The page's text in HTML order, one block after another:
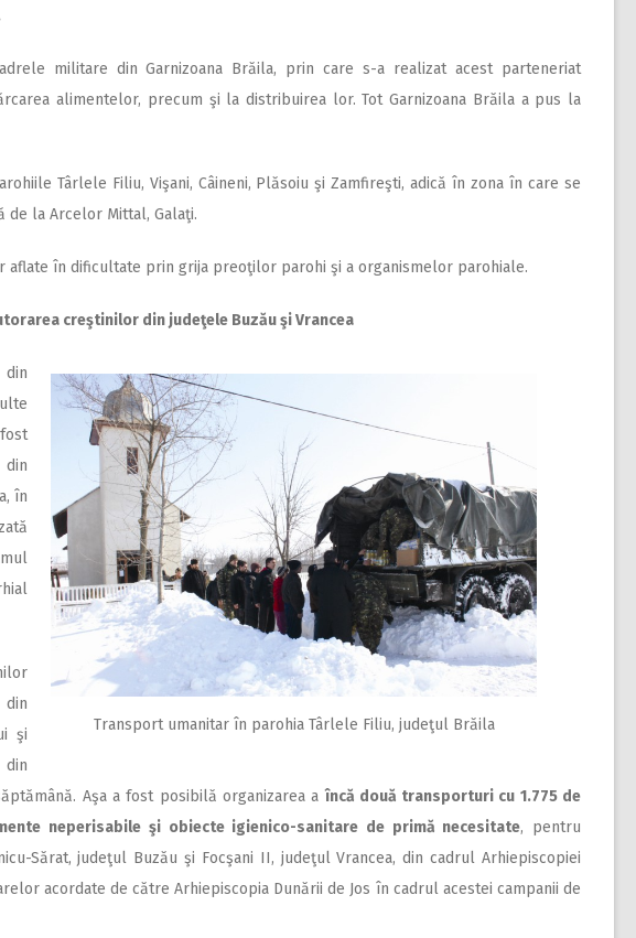
militare din Garnizoana Brăila, prin care s-a realizat acest parteneriat
alimentelor, precum şi la distribuirea lor. Tot Garnizoana Brăila a pus la
Târlele Filiu, Vişani, Câineni, Plăsoiu şi Zamfireşti, adică în zona în care se
de la Arcelor Mittal, Galaţi.
aflate în dificultate prin grija preoţilor parohi şi a organismelor parohiale.
creştinilor din judeţele Buzău şi Vrancea
Transport umanitar în parohia Târlele Filiu, judeţul Brăila
din
în
din
şi
Aşa a fost posibilă organizarea aîncă două transporturi cu 1.775 de
neperisabile şi obiecte igienico-sanitare de primă necesitate, pentru
Sărat, judeţul Buzău şi Focşani II, judeţul Vrancea, din cadrul Arhiepiscopiei
acordate de către Arhiepiscopia Dunării de Jos în cadrul acestei campanii de